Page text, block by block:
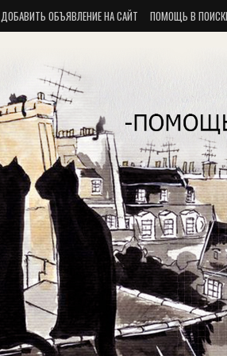
ДОБАВИТЬ ОБЪЯВЛЕНИЕ НА САЙТ ПОМОЩЬ В